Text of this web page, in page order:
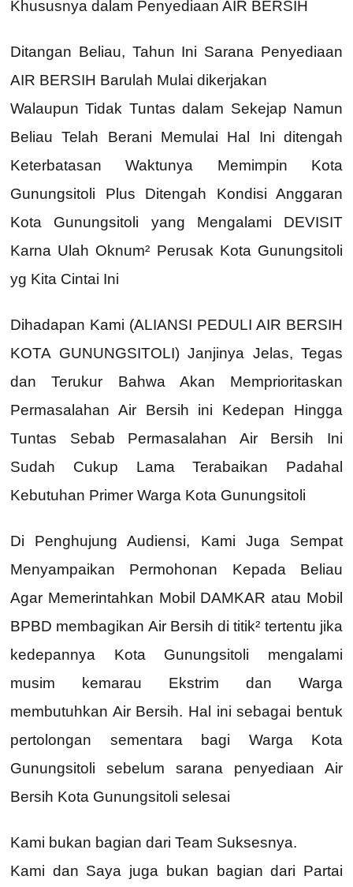
Khususnya dalam Penyediaan AIR BERSIH
Ditangan Beliau, Tahun Ini Sarana Penyediaan
AIR BERSIH Barulah Mulai dikerjakan
Walaupun Tidak Tuntas dalam Sekejap Namun
Beliau Telah Berani Memulai Hal Ini ditengah
Keterbatasan Waktunya Memimpin Kota
Gunungsitoli Plus Ditengah Kondisi Anggaran
Kota Gunungsitoli yang Mengalami DEVISIT
Karna Ulah Oknum² Perusak Kota Gunungsitoli
yg Kita Cintai Ini
Dihadapan Kami (ALIANSI PEDULI AIR BERSIH
KOTA GUNUNGSITOLI) Janjinya Jelas, Tegas
dan Terukur Bahwa Akan Memprioritaskan
Permasalahan Air Bersih ini Kedepan Hingga
Tuntas Sebab Permasalahan Air Bersih Ini
Sudah Cukup Lama Terabaikan Padahal
Kebutuhan Primer Warga Kota Gunungsitoli
Di Penghujung Audiensi, Kami Juga Sempat
Menyampaikan Permohonan Kepada Beliau
Agar Memerintahkan Mobil DAMKAR atau Mobil
BPBD membagikan Air Bersih di titik² tertentu jika
kedepannya Kota Gunungsitoli mengalami
musim kemarau Ekstrim dan Warga
membutuhkan Air Bersih. Hal ini sebagai bentuk
pertolongan sementara bagi Warga Kota
Gunungsitoli sebelum sarana penyediaan Air
Bersih Kota Gunungsitoli selesai
Kami bukan bagian dari Team Suksesnya.
Kami dan Saya juga bukan bagian dari Partai